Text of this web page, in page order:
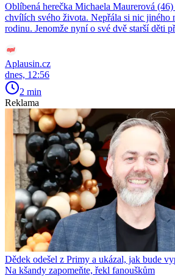
Oblíbená herečka Michaela Maurerová
chvílích svého života. Nepřála si nic
rodinu. Jenomže nyní o své dvě starší děti
Aplausin.cz
dnes, 12:56
2 min
Reklama
Dědek odešel z Primy a ukázal, jak bude
Na kšandy zapomeňte, řekl fanouškům